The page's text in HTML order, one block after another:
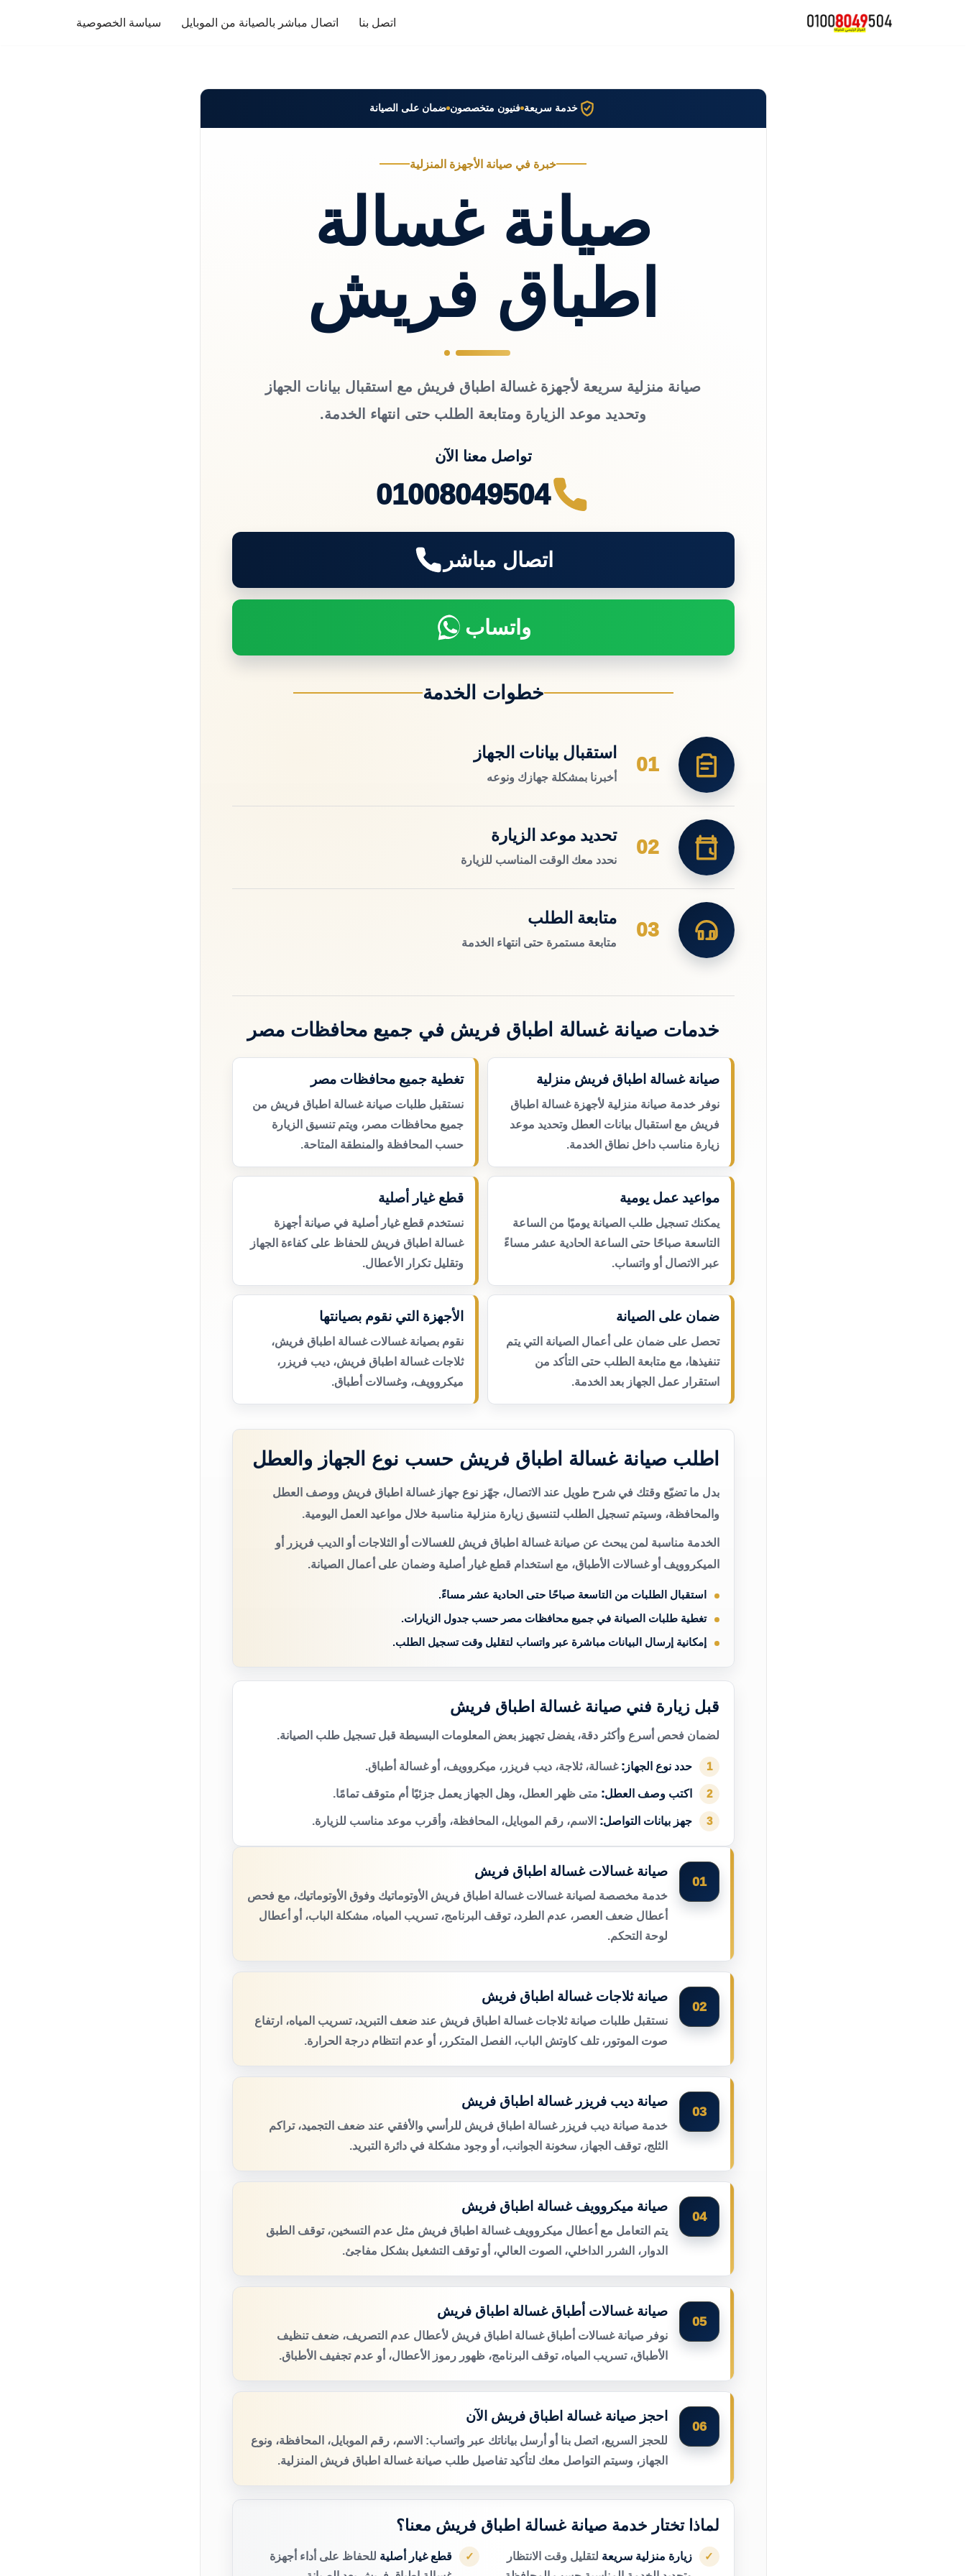
اتصل بنا اتصال مباشر بالصيانة من الموبايل سياسة الخصوصية
خدمة سريعة فنيون متخصصون ضمان على الصيانة
خبرة في صيانة الأجهزة المنزلية
صيانة غسالة
اطباق فريش
صيانة منزلية سريعة لأجهزة غسالة اطباق فريش مع استقبال بيانات الجهاز
وتحديد موعد الزيارة ومتابعة الطلب حتى انتهاء الخدمة.
تواصل معنا الآن
01008049504
اتصال مباشر
واتساب
خطوات الخدمة
01
استقبال بيانات الجهاز
أخبرنا بمشكلة جهازك ونوعه
02
تحديد موعد الزيارة
نحدد معك الوقت المناسب للزيارة
03
متابعة الطلب
متابعة مستمرة حتى انتهاء الخدمة
خدمات صيانة غسالة اطباق فريش في جميع محافظات مصر
صيانة غسالة اطباق فريش منزلية
نوفر خدمة صيانة منزلية لأجهزة غسالة اطباق
فريش مع استقبال بيانات العطل وتحديد موعد
زيارة مناسب داخل نطاق الخدمة.
تغطية جميع محافظات مصر
نستقبل طلبات صيانة غسالة اطباق فريش من
جميع محافظات مصر، ويتم تنسيق الزيارة
حسب المحافظة والمنطقة المتاحة.
مواعيد عمل يومية
يمكنك تسجيل طلب الصيانة يوميًا من الساعة
التاسعة صباحًا حتى الساعة الحادية عشر مساءً
عبر الاتصال أو واتساب.
قطع غيار أصلية
نستخدم قطع غيار أصلية في صيانة أجهزة
غسالة اطباق فريش للحفاظ على كفاءة الجهاز
وتقليل تكرار الأعطال.
ضمان على الصيانة
تحصل على ضمان على أعمال الصيانة التي يتم
تنفيذها، مع متابعة الطلب حتى التأكد من
استقرار عمل الجهاز بعد الخدمة.
الأجهزة التي نقوم بصيانتها
نقوم بصيانة غسالات غسالة اطباق فريش،
ثلاجات غسالة اطباق فريش، ديب فريزر،
ميكروويف، وغسالات أطباق.
اطلب صيانة غسالة اطباق فريش حسب نوع الجهاز والعطل
بدل ما تضيّع وقتك في شرح طويل عند الاتصال، جهّز نوع جهاز غسالة اطباق فريش ووصف العطل
والمحافظة، وسيتم تسجيل الطلب لتنسيق زيارة منزلية مناسبة خلال مواعيد العمل اليومية.
الخدمة مناسبة لمن يبحث عن صيانة غسالة اطباق فريش للغسالات أو الثلاجات أو الديب فريزر أو
الميكروويف أو غسالات الأطباق، مع استخدام قطع غيار أصلية وضمان على أعمال الصيانة.
استقبال الطلبات من التاسعة صباحًا حتى الحادية عشر مساءً.
تغطية طلبات الصيانة في جميع محافظات مصر حسب جدول الزيارات.
إمكانية إرسال البيانات مباشرة عبر واتساب لتقليل وقت تسجيل الطلب.
قبل زيارة فني صيانة غسالة اطباق فريش
لضمان فحص أسرع وأكثر دقة، يفضل تجهيز بعض المعلومات البسيطة قبل تسجيل طلب الصيانة.
1 حدد نوع الجهاز: غسالة، ثلاجة، ديب فريزر، ميكروويف، أو غسالة أطباق.
2 اكتب وصف العطل: متى ظهر العطل، وهل الجهاز يعمل جزئيًا أم متوقف تمامًا.
3 جهز بيانات التواصل: الاسم، رقم الموبايل، المحافظة، وأقرب موعد مناسب للزيارة.
01
صيانة غسالات غسالة اطباق فريش
خدمة مخصصة لصيانة غسالات غسالة اطباق فريش الأوتوماتيك وفوق الأوتوماتيك، مع فحص
أعطال ضعف العصر، عدم الطرد، توقف البرنامج، تسريب المياه، مشكلة الباب، أو أعطال
لوحة التحكم.
02
صيانة ثلاجات غسالة اطباق فريش
نستقبل طلبات صيانة ثلاجات غسالة اطباق فريش عند ضعف التبريد، تسريب المياه، ارتفاع
صوت الموتور، تلف كاوتش الباب، الفصل المتكرر، أو عدم انتظام درجة الحرارة.
03
صيانة ديب فريزر غسالة اطباق فريش
خدمة صيانة ديب فريزر غسالة اطباق فريش للرأسي والأفقي عند ضعف التجميد، تراكم
الثلج، توقف الجهاز، سخونة الجوانب، أو وجود مشكلة في دائرة التبريد.
04
صيانة ميكروويف غسالة اطباق فريش
يتم التعامل مع أعطال ميكروويف غسالة اطباق فريش مثل عدم التسخين، توقف الطبق
الدوار، الشرر الداخلي، الصوت العالي، أو توقف التشغيل بشكل مفاجئ.
05
صيانة غسالات أطباق غسالة اطباق فريش
نوفر صيانة غسالات أطباق غسالة اطباق فريش لأعطال عدم التصريف، ضعف تنظيف
الأطباق، تسريب المياه، توقف البرنامج، ظهور رموز الأعطال، أو عدم تجفيف الأطباق.
06
احجز صيانة غسالة اطباق فريش الآن
للحجز السريع، اتصل بنا أو أرسل بياناتك عبر واتساب: الاسم، رقم الموبايل، المحافظة، ونوع
الجهاز، وسيتم التواصل معك لتأكيد تفاصيل طلب صيانة غسالة اطباق فريش المنزلية.
لماذا تختار خدمة صيانة غسالة اطباق فريش معنا؟
✓ زيارة منزلية سريعة لتقليل وقت الانتظار
✓ قطع غيار أصلية للحفاظ على أداء أجهزة